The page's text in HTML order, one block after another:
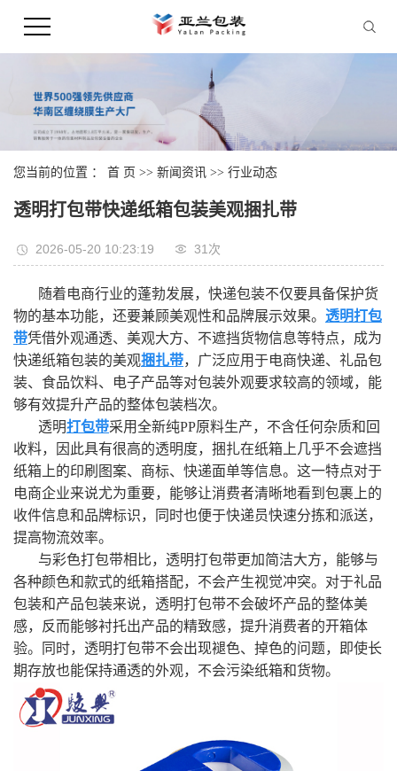
您当前的位置 ： 首 页 >> 新闻资讯 >> 行业动态
透明打包带快递纸箱包装美观捆扎带
2026-05-20 10:23:19 31次
随着电商行业的蓬勃发展，快递包装不仅要具备保护货
物的基本功能，还要兼顾美观性和品牌展示效果。 透明打包
带凭借外观通透、美观大方、不遮挡货物信息等特点，成为
快递纸箱包装的美观捆扎带，广泛应用于电商快递、礼品包
装、食品饮料、电子产品等对包装外观要求较高的领域，能
够有效提升产品的整体包装档次。
透明打包带采用全新纯PP原料生产，不含任何杂质和回
收料，因此具有很高的透明度，捆扎在纸箱上几乎不会遮挡
纸箱上的印刷图案、商标、快递面单等信息。这一特点对于
电商企业来说尤为重要，能够让消费者清晰地看到包裹上的
收件信息和品牌标识，同时也便于快递员快速分拣和派送，
提高物流效率。
与彩色打包带相比，透明打包带更加简洁大方，能够与
各种颜色和款式的纸箱搭配，不会产生视觉冲突。对于礼品
包装和产品包装来说，透明打包带不会破坏产品的整体美
感，反而能够衬托出产品的精致感，提升消费者的开箱体
验。同时，透明打包带不会出现褪色、掉色的问题，即使长
期存放也能保持通透的外观，不会污染纸箱和货物。